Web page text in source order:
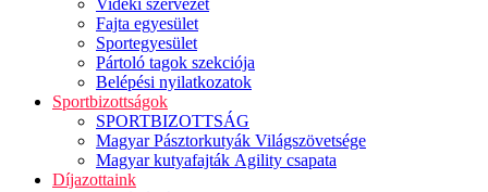
Vidéki szervezet
Fajta egyesület
Sportegyesület
Pártoló tagok szekciója
Belépési nyilatkozatok
Sportbizottságok
SPORTBIZOTTSÁG
Magyar Pásztorkutyák Világszövetsége
Magyar kutyafajták Agility csapata
Díjazottaink